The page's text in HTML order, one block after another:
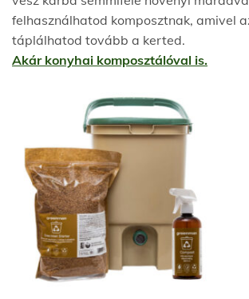
felhasználhatod komposztnak, amivel
táplálhatod tovább a kerted.
Akár konyhai komposztálóval is.